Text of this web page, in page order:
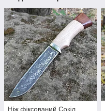
Ніж фіксований Сокіл,